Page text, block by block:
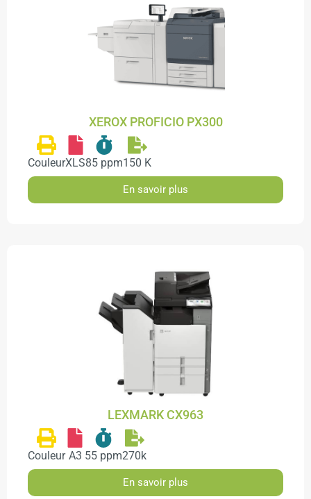
XEROX PROFICIO PX300
CouleurXLS85 ppm150 K
En savoir plus
LEXMARK CX963
Couleur A3 55 ppm270k
En savoir plus